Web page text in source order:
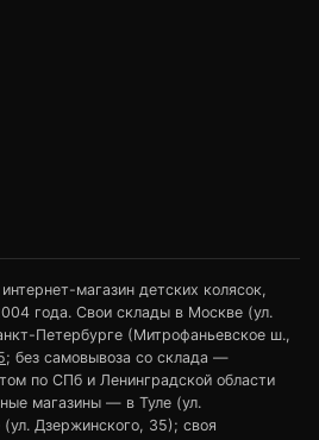
магазин детских колясок,
года. Свои склады в Москве (ул.
Петербурге (Митрофаньевское ш.,
; без самовывоза со склада —
по СПб и Ленинградской области
магазины — в Туле (ул.
Дзержинского, 35); своя